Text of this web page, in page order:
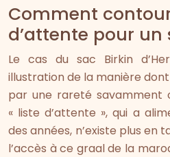
Comment
d’attente pour un
Le cas du sac Birkin
illustration de la manière
par une rareté savamment
« liste d’attente », qui a
des années, n’existe plus en
l’accès à ce graal de la